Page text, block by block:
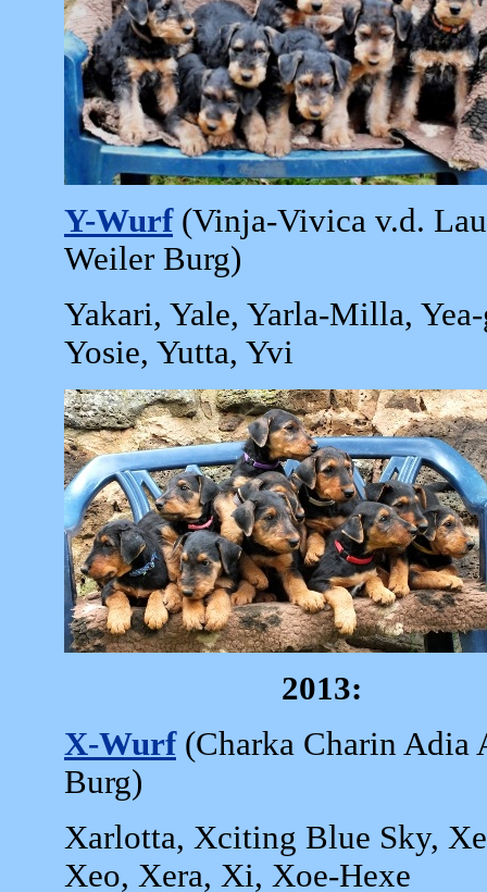
Y-Wurf(Vinja-Vivica v.d.
Weiler Burg)
Yakari, Yale, Yarla-Milla,
Yosie, Yutta, Yvi
2013:
X-Wurf(Charka Charin Adia
Burg)
Xarlotta, Xciting Blue Sky,
Xeo, Xera, Xi, Xoe-Hexe